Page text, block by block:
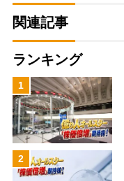
関連記事
ランキング
1
2